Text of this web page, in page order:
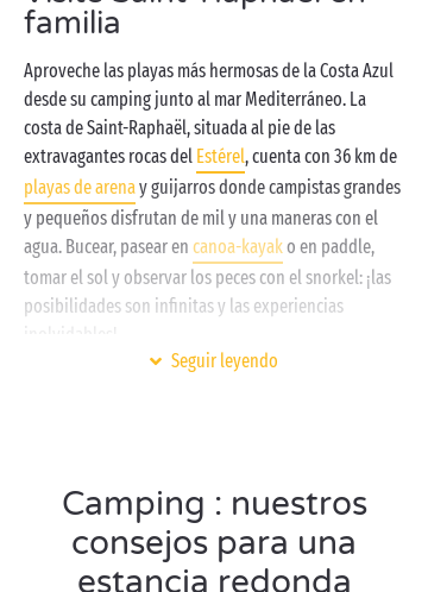
terminar bien la jornada… ¡Genial!
Nuestros servicios le facilitarán la vida: ultramarinos,
lavandería, conexión WiFi, bar y restaurante… Todo
está previsto de modo que usted solo tenga que
centrarse en lo esencial: ¡sus vacaciones!
familia
Aproveche las playas más hermosas de la Costa Azul
desde su camping junto al mar Mediterráneo. La
costa de Saint-Raphaël, situada al pie de las
extravagantes rocas del Estérel, cuenta con 36 km de
playas de arenay guijarros donde campistas grandes
y pequeños disfrutan de mil y una maneras con el
agua. Bucear, pasear en canoa-kayako en paddle,
tomar el sol y observar los peces con el snorkel: ¡las
posibilidades son infinitas y las experiencias
inolvidables!
Seguir leyendo
Camping : nuestros
consejos para una
estancia redonda